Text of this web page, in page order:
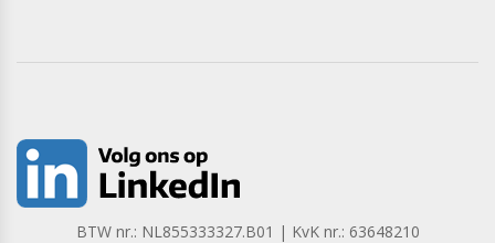
BTW nr.: NL855333327.B01 | KvK nr.: 63648210